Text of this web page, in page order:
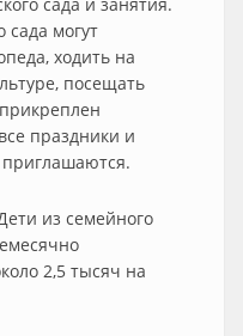
сада могут
ходить на
посещать
праздники и
из семейного
2,5 тысяч на